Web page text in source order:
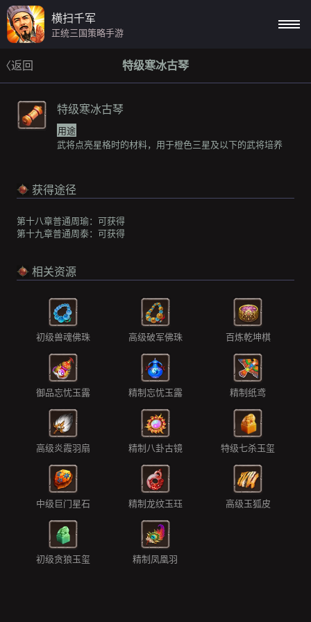
横扫千军
正统三国策略手游
〈返回 特级寒冰古琴
特级寒冰古琴
用途
武将点亮星格时的材料，用于橙色三星及以下的武将培养
获得途径
第十八章普通周瑜： 可获得
第十九章普通周泰： 可获得
相关资源
初级兽魂佛珠 高级破军佛珠 百炼乾坤棋
御品忘忧玉露 精制忘忧玉露 精制纸鸢
高级炎霞羽扇 精制八卦古镜 特级七杀玉玺
中级巨门星石 精制龙纹玉珏 高级玉狐皮
初级贪狼玉玺 精制凤凰羽